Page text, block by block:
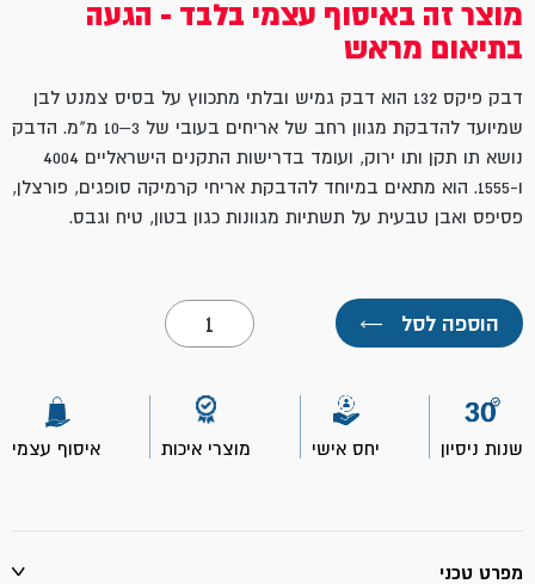
מוצר זה באיסוף עצמי בלבד - הגעה
בתיאום מראש
דבק פיקס 132 הוא דבק גמיש ובלתי מתכווץ על בסיס צמנט לבן
שמיועד להדבקת מגוון רחב של אריחים בעובי של 3–10 מ"מ. הדבק
נושא תו תקן ותו ירוק, ועומד בדרישות התקנים הישראליים 4004
ו-1555. הוא מתאים במיוחד להדבקת אריחי קרמיקה סופגים, פורצלן,
פסיפס ואבן טבעית על תשתיות מגוונות כגון בטון, טיח וגבס.
הוספה לסל ←
כמות
של
דבק
מיסטר
שנות ניסיון יחס אישי מוצרי איכות איסוף עצמי
מפרט טכני